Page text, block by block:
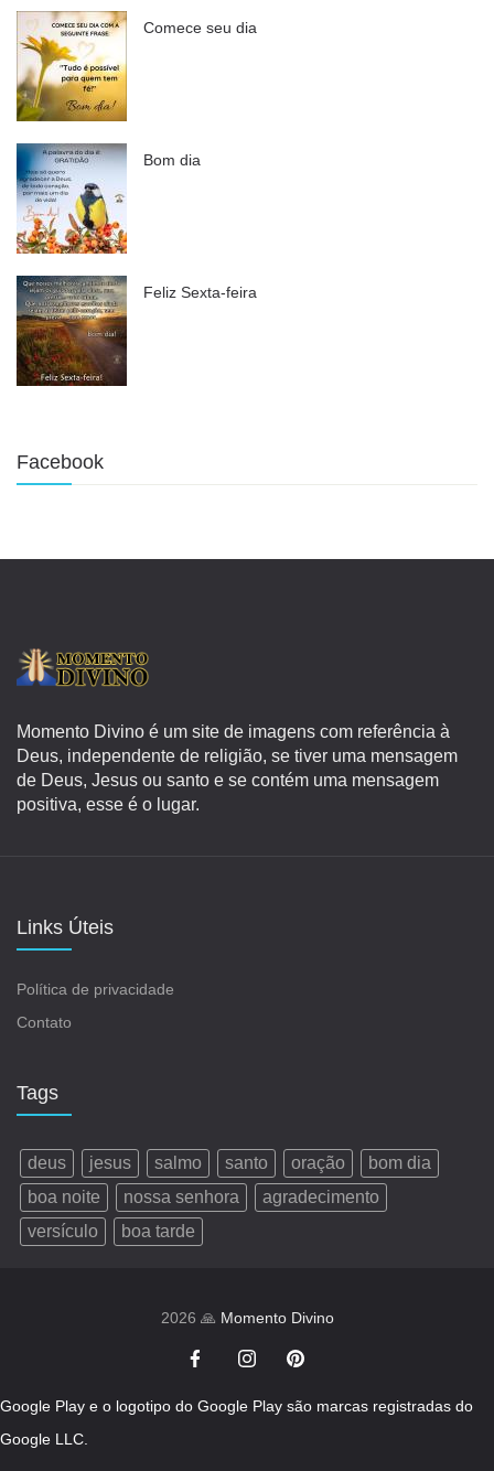
Comece seu dia
Bom dia
Feliz Sexta-feira
Facebook
Momento Divino é um site de imagens com referência à
Deus, independente de religião, se tiver uma mensagem
de Deus, Jesus ou santo e se contém uma mensagem
positiva, esse é o lugar.
Links Úteis
Política de privacidade
Contato
Tags
deus jesus salmo santo oração
bom dia
boa noite
nossa senhora
agradecimento
versículo
boa tarde
2026 🙏 Momento Divino
Google Play e o logotipo do Google Play são marcas registradas do
Google LLC.